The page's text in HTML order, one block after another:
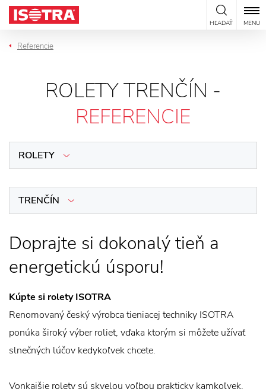
Preskočiť na obsah
HĽADAŤ MENU
Referencie
ROLETY TRENČÍN -
REFERENCIE
ROLETY
TRENČÍN
Doprajte si dokonalý tieň a
energetickú úsporu!
Kúpte si rolety ISOTRA
Renomovaný český výrobca tieniacej techniky ISOTRA
ponúka široký výber roliet, vďaka ktorým si môžete užívať
slnečných lúčov kedykoľvek chcete.
Vonkajšie rolety sú skvelou voľbou prakticky kamkoľvek.